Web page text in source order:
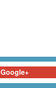
Google+